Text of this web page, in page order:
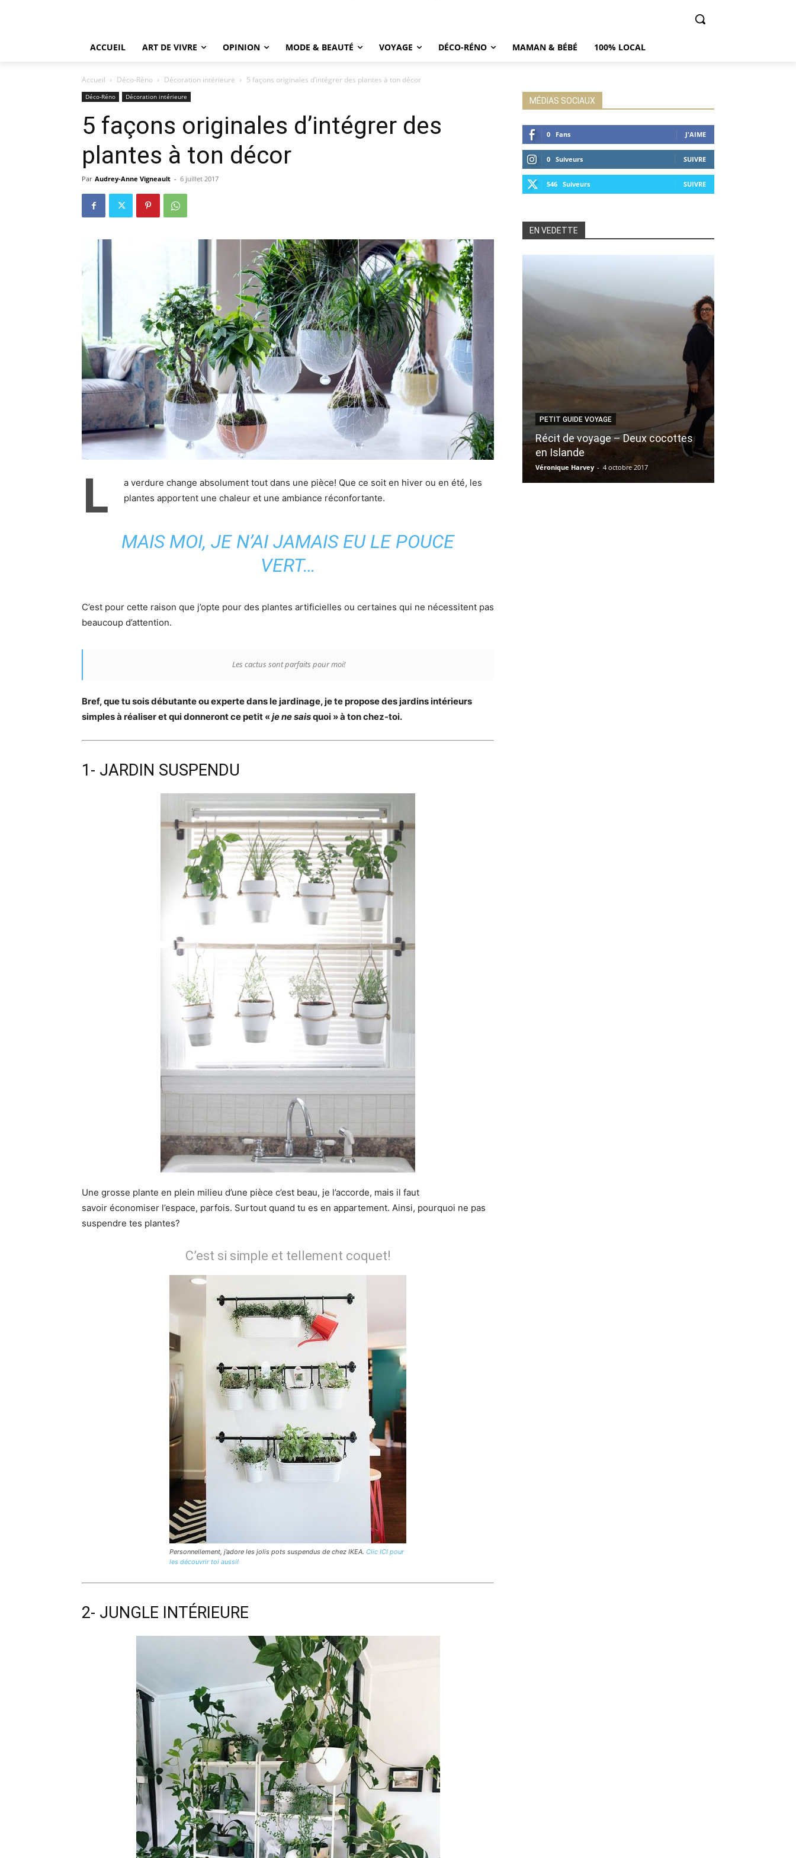
ACCUEIL ART DE VIVRE OPINION MODE & BEAUTÉ VOYAGE DÉCO-RÉNO MAMAN & BÉBÉ 100% LOCAL
Accueil Déco-Réno Décoration intérieure 5 façons originales d’intégrer des plantes à ton décor
Déco-Réno Décoration intérieure
5 façons originales d’intégrer des
plantes à ton décor
Par Audrey-Anne Vigneault - 6 juillet 2017
L
a verdure change absolument tout dans une pièce! Que ce soit en hiver ou en été, les
plantes apportent une chaleur et une ambiance réconfortante.
MAIS MOI, JE N’AI JAMAIS EU LE POUCE
VERT…
C’est pour cette raison que j’opte pour des plantes artificielles ou certaines qui ne nécessitent pas
beaucoup d’attention.
Les cactus sont parfaits pour moi!
Bref, que tu sois débutante ou experte dans le jardinage, je te propose des jardins intérieurs
simples à réaliser et qui donneront ce petit «je ne saisquoi » à ton chez-toi.
1- JARDIN SUSPENDU
Une grosse plante en plein milieu d’une pièce c’est beau, je l’accorde, mais il faut
savoir économiser l’espace, parfois. Surtout quand tu es en appartement. Ainsi, pourquoi ne pas
suspendre tes plantes?
C’est si simple et tellement coquet!
Personnellement, j’adore les jolis pots suspendus de chez IKEA. Clic ICI pour
les découvrir toi aussi!
2- JUNGLE INTÉRIEURE
MÉDIAS SOCIAUX
0 Fans J'AIME
0 Suiveurs SUIVRE
546 Suiveurs SUIVRE
EN VEDETTE
PETIT GUIDE VOYAGE
Récit de voyage – Deux cocottes
en Islande
Véronique Harvey - 4 octobre 2017